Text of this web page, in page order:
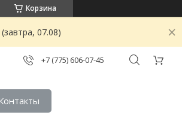
Корзина
07.08)
+7 (775) 606-07-45